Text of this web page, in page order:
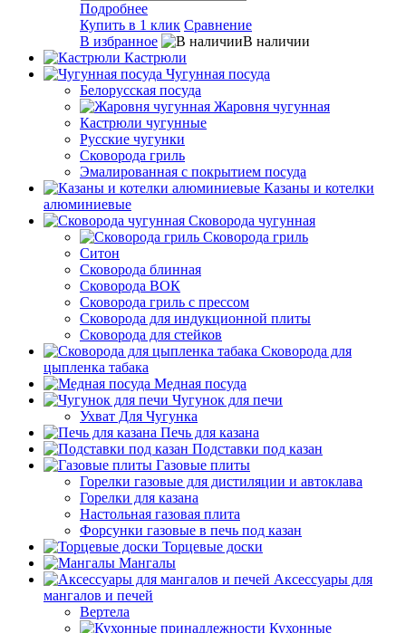
Подробнее
Купить в 1 клик Сравнение
В избранное
В наличии
Кастрюли
Чугунная посуда
Белорусская посуда
Жаровня чугунная
Кастрюли чугунные
Русские чугунки
Сковорода гриль
Эмалированная с покрытием посуда
Казаны и котелки
алюминиевые
Сковорода чугунная
Сковорода гриль
Ситон
Сковорода блинная
Сковорода ВОК
Сковорода гриль с прессом
Сковорода для индукционной плиты
Сковорода для стейков
Сковорода для
цыпленка табака
Медная посуда
Чугунок для печи
Ухват Для Чугунка
Печь для казана
Подставки под казан
Газовые плиты
Горелки газовые для дистиляции и автоклава
Горелки для казана
Настольная газовая плита
Форсунки газовые в печь под казан
Торцевые доски
Мангалы
Аксессуары для
мангалов и печей
Вертела
Кухонные